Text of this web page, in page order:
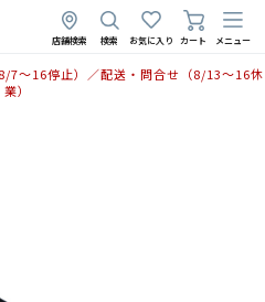
店舗検索 検索 お気に入り カート メニュー
7〜16停止）／配送・問合せ（8/13〜16休
業）